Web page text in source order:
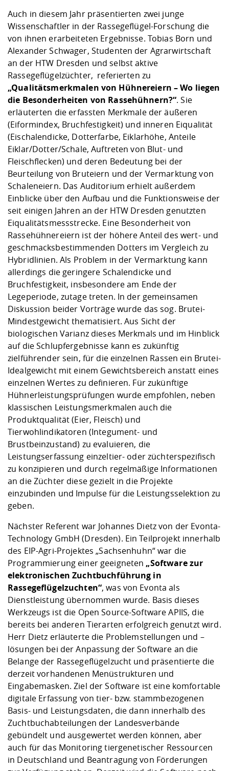
Auch in diesem Jahr präsentierten zwei junge
Wissenschaftler in der Rassegeflügel-Forschung die
von ihnen erarbeiteten Ergebnisse. Tobias Born und
Alexander Schwager, Studenten der Agrarwirtschaft
an der HTW Dresden und selbst aktive
Rassegeflügelzüchter, referierten zu
„Qualitätsmerkmalen von Hühnereiern – Wo liegen
die Besonderheiten von Rassehühnern?“. Sie
erläuterten die erfassten Merkmale der äußeren
(Eiformindex, Bruchfestigkeit) und inneren Eiqualität
(Eischalendicke, Dotterfarbe, Eiklarhöhe, Anteile
Eiklar/Dotter/Schale, Auftreten von Blut- und
Fleischflecken) und deren Bedeutung bei der
Beurteilung von Bruteiern und der Vermarktung von
Schaleneiern. Das Auditorium erhielt außerdem
Einblicke über den Aufbau und die Funktionsweise der
seit einigen Jahren an der HTW Dresden genutzten
Eiqualitätsmessstrecke. Eine Besonderheit von
Rassehühnereiern ist der höhere Anteil des wert- und
geschmacksbestimmenden Dotters im Vergleich zu
Hybridlinien. Als Problem in der Vermarktung kann
allerdings die geringere Schalendicke und
Bruchfestigkeit, insbesondere am Ende der
Legeperiode, zutage treten. In der gemeinsamen
Diskussion beider Vorträge wurde das sog. Brutei-
Mindestgewicht thematisiert. Aus Sicht der
biologischen Varianz dieses Merkmals und im Hinblick
auf die Schlupfergebnisse kann es zukünftig
zielführender sein, für die einzelnen Rassen ein Brutei-
Idealgewicht mit einem Gewichtsbereich anstatt eines
einzelnen Wertes zu definieren. Für zukünftige
Hühnerleistungsprüfungen wurde empfohlen, neben
klassischen Leistungsmerkmalen auch die
Produktqualität (Eier, Fleisch) und
Tierwohlindikatoren (Integument- und
Brustbeinzustand) zu evaluieren, die
Leistungserfassung einzeltier- oder züchterspezifisch
zu konzipieren und durch regelmäßige Informationen
an die Züchter diese gezielt in die Projekte
einzubinden und Impulse für die Leistungsselektion zu
geben.
Nächster Referent war Johannes Dietz von der Evonta-
Technology GmbH (Dresden). Ein Teilprojekt innerhalb
des EIP-Agri-Projektes „Sachsenhuhn“ war die
Programmierung einer geeigneten „Software zur
elektronischen Zuchtbuchführung in
Rassegeflügelzuchten“, was von Evonta als
Dienstleistung übernommen wurde. Basis dieses
Werkzeugs ist die Open Source-Software APIIS, die
bereits bei anderen Tierarten erfolgreich genutzt wird.
Herr Dietz erläuterte die Problemstellungen und –
lösungen bei der Anpassung der Software an die
Belange der Rassegeflügelzucht und präsentierte die
derzeit vorhandenen Menüstrukturen und
Eingabemasken. Ziel der Software ist eine komfortable
digitale Erfassung von tier- bzw. stammbezogenen
Basis- und Leistungsdaten, die dann innerhalb des
Zuchtbuchabteilungen der Landesverbände
gebündelt und ausgewertet werden können, aber
auch für das Monitoring tiergenetischer Ressourcen
in Deutschland und Beantragung von Förderungen